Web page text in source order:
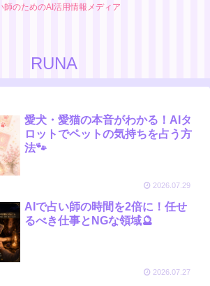
師のためのAI活用情報メディア
RUNA
愛犬・愛猫の本音がわかる！AIタ
ロットでペットの気持ちを占う方
法🐾
2026.07.29
AIで占い師の時間を2倍に！任せ
るべき仕事とNGな領域🔮
2026.07.27